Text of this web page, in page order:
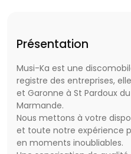
Présentation
Musi-Ka est une
registre des entreprises, elle est
et Garonne à St Pardoux du Breuil commune proche de
Marmande.
Nous mettons à votre
et toute notre expérience
en moments inoubliables.